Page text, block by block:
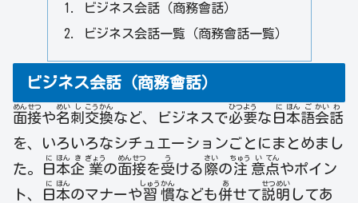
ビジネス会話（商務會話）
ビジネス会話一覧（商務會話一覧）
ビジネス会話（商務會話）
面
めん
接
せつ
や名
めい
刺
し
交
こう
換
かん
など、ビジネスで必
ひつ
要
よう
な 日
に
本
ほん
語
ご
会
かい
話
わ
を、いろいろなシチュエーションごとにまとめまし
た。
日
に
本
ほん
企
き
業
ぎょう
の面
めん
接
せつ
を受
う
ける 際
さい
の注
ちゅう
意
い
点
てん
やポイン
ト、
日
に
本
ほん
のマナーや習
しゅう
慣
かん
なども併
あ
せて説
せつ
明
めい
してあ